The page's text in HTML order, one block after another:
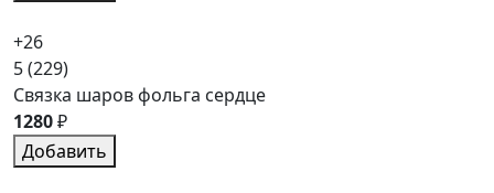
+26
5(229)
Связка шаров фольга сердце
1280₽
Добавить